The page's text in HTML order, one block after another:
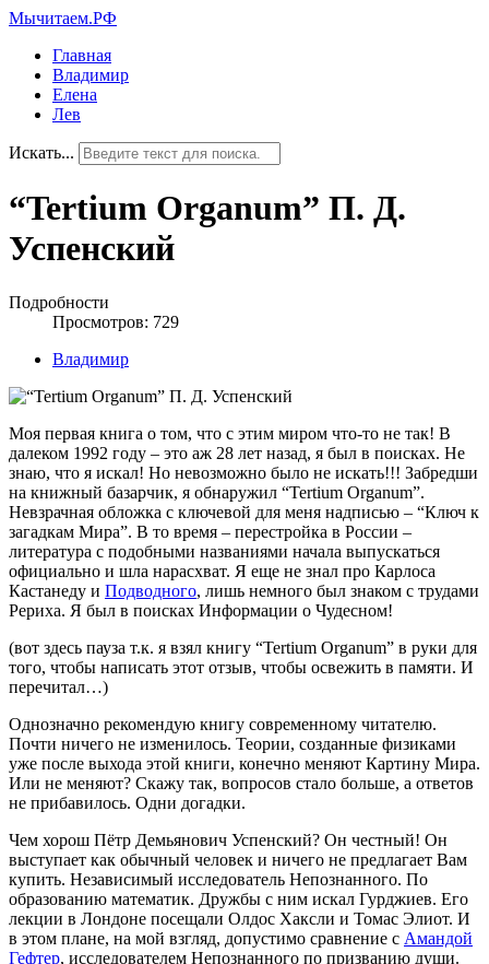
Мычитаем.РФ
Главная
Владимир
Елена
Лев
Искать...
“Tertium Organum” П. Д.
Успенский
Подробности
Просмотров: 729
Владимир
Моя первая книга о том, что с этим миром что-то не так! В
далеком 1992 году – это аж 28 лет назад, я был в поисках. Не
знаю, что я искал! Но невозможно было не искать!!! Забредши
на книжный базарчик, я обнаружил “Tertium Organum”.
Невзрачная обложка с ключевой для меня надписью – “Ключ к
загадкам Мира”. В то время – перестройка в России –
литература с подобными названиями начала выпускаться
официально и шла нарасхват. Я еще не знал про Карлоса
Кастанеду и Подводного, лишь немного был знаком с трудами
Рериха. Я был в поисках Информации о Чудесном!
(вот здесь пауза т.к. я взял книгу “Tertium Organum” в руки для
того, чтобы написать этот отзыв, чтобы освежить в памяти. И
перечитал…)
Однозначно рекомендую книгу современному читателю.
Почти ничего не изменилось. Теории, созданные физиками
уже после выхода этой книги, конечно меняют Картину Мира.
Или не меняют? Скажу так, вопросов стало больше, а ответов
не прибавилось. Одни догадки.
Чем хорош Пётр Демьянович Успенский? Он честный! Он
выступает как обычный человек и ничего не предлагает Вам
купить. Независимый исследователь Непознанного. По
образованию математик. Дружбы с ним искал Гурджиев. Его
лекции в Лондоне посещали Олдос Хаксли и Томас Элиот. И
в этом плане, на мой взгляд, допустимо сравнение с Амандой
Гефтер, исследователем Непознанного по призванию души.